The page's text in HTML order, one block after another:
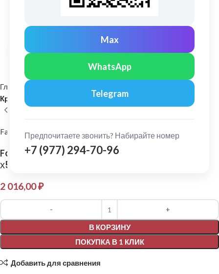
Max
WhatsApp
Telegram
Предпочитаете звонить? Набирайте номер
+7 (977) 294-70-96
Нажмите, чтобы увеличить
Главная
Кровельные комплектующие
FarAcs
FarAcs: Аэроэлемент конька/хребта 300 мм
х5 м Коричневый
2 016,00₽
В КОРЗИНУ
ПОКУПКА В 1 КЛИК
Alternative:
Добавить для сравнения